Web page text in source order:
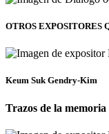
OTROS EXPOSITORES
Keum Suk Gendry-Kim
Trazos de la memoria